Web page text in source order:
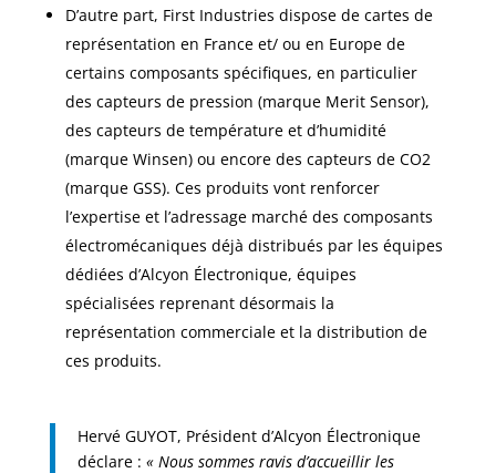
D’autre part, First Industries dispose de cartes de
représentation en France et/ ou en Europe de
certains composants spécifiques, en particulier
des capteurs de pression (marque Merit Sensor),
des capteurs de température et d’humidité
(marque Winsen) ou encore des capteurs de CO2
(marque GSS). Ces produits vont renforcer
l’expertise et l’adressage marché des composants
électromécaniques déjà distribués par les équipes
dédiées d’Alcyon Électronique, équipes
spécialisées reprenant désormais la
représentation commerciale et la distribution de
ces produits.
Hervé GUYOT, Président d’Alcyon Électronique
déclare : « Nous sommes ravis d’accueillir les